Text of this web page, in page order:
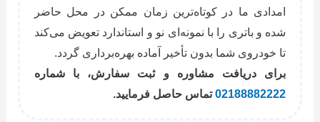
امدادی ما در کوتاه‌ترین زمان ممکن در محل حاضر
شده و باتری را با نمونه‌ای نو و استاندارد تعویض می‌کند
تا خودروی شما بدون تأخیر آماده بهره‌برداری گردد.
برای دریافت مشاوره و ثبت سفارش، با شماره
02188882222تماس حاصل فرمایید.